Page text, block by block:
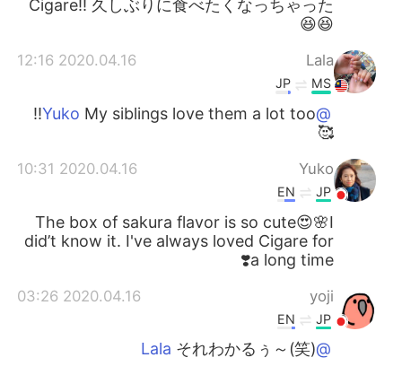
Cigare!! 久しぶりに食べたくなっちゃった
😆😆
Lala
2020.04.16 12:16
MS
JP
@Yuko
My siblings love them a lot too!!
🥰
Yuko
2020.04.16 10:31
JP
EN
The box of sakura flavor is so cute😍🌸I
did’t know it. I've always loved Cigare for
a long time❣️
yoji
2020.04.16 03:26
JP
EN
@Lala
それわかるぅ～(笑)